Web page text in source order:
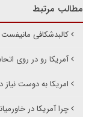
مطالب مرتبط
کالبدشکافی مانیفست ۲۰۲۵ امنیت ملی آمریکا و غافلگیری شناختی ایران
آمریکا رو در روی
امریکا به دوست نیاز
چرا آمریکا در